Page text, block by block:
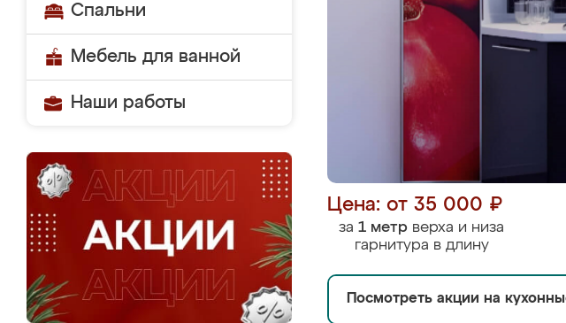
Спальни
Мебель для ванной
Наши работы
Цена: от 35 000 ₽
за 1 метр верха и низа
гарнитура в длину
Посмотреть акции на